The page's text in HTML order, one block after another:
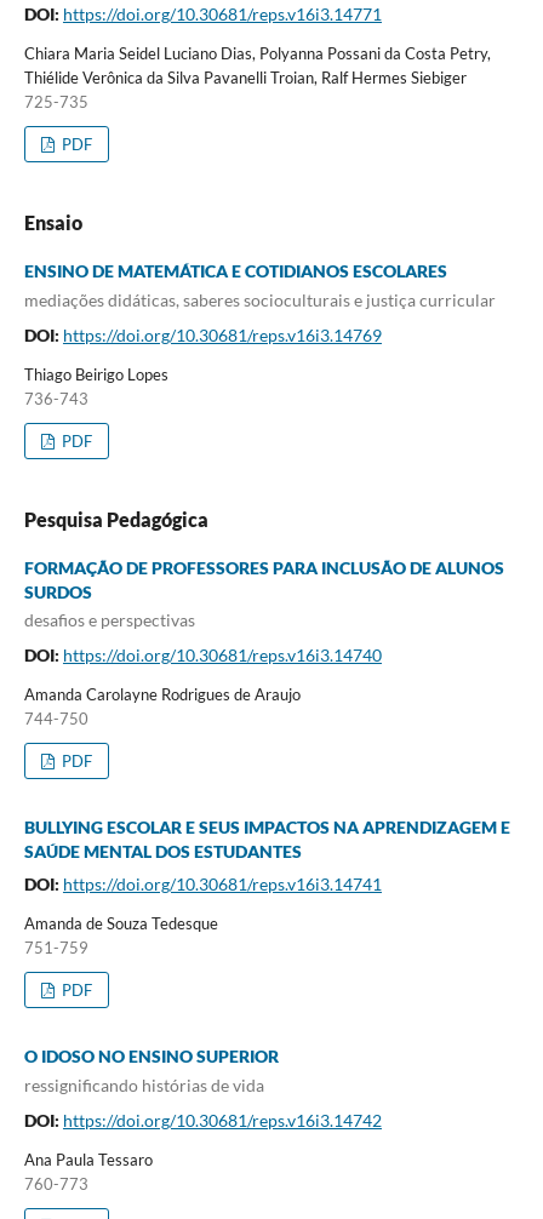
DOI: https://doi.org/10.30681/reps.v16i3.14771
Chiara Maria Seidel Luciano Dias, Polyanna Possani da Costa Petry,
Thiélide Verônica da Silva Pavanelli Troian, Ralf Hermes Siebiger
725-735
PDF
Ensaio
ENSINO DE MATEMÁTICA E COTIDIANOS ESCOLARES
mediações didáticas, saberes socioculturais e justiça curricular
DOI: https://doi.org/10.30681/reps.v16i3.14769
Thiago Beirigo Lopes
736-743
PDF
Pesquisa Pedagógica
FORMAÇÃO DE PROFESSORES PARA INCLUSÃO DE ALUNOS
SURDOS
desafios e perspectivas
DOI: https://doi.org/10.30681/reps.v16i3.14740
Amanda Carolayne Rodrigues de Araujo
744-750
PDF
BULLYING ESCOLAR E SEUS IMPACTOS NA APRENDIZAGEM E
SAÚDE MENTAL DOS ESTUDANTES
DOI: https://doi.org/10.30681/reps.v16i3.14741
Amanda de Souza Tedesque
751-759
PDF
O IDOSO NO ENSINO SUPERIOR
ressignificando histórias de vida
DOI: https://doi.org/10.30681/reps.v16i3.14742
Ana Paula Tessaro
760-773